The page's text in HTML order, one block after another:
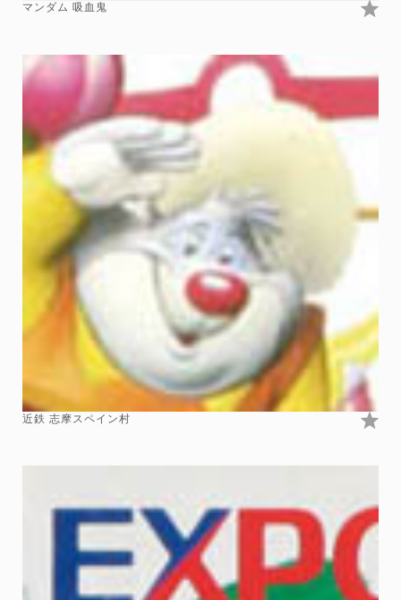
マンダム 吸血鬼
近鉄 志摩スペイン村